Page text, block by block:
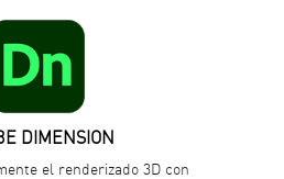
DIMENSION
el renderizado 3D con